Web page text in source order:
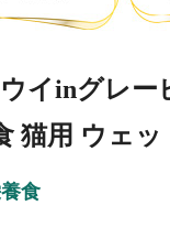
イinグレー
猫用 ウェ
食